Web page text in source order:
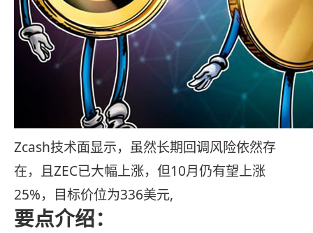
Zcash技术面显示，虽然长期回调风险依然存
在，且ZEC已大幅上涨，但10月仍有望上涨
25%，目标价位为336美元,
要点介绍：